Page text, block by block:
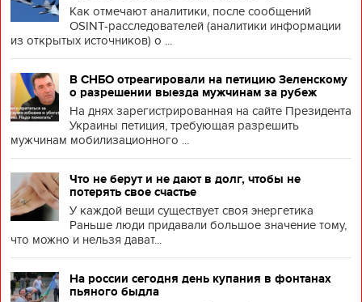
Как отмечают аналитики, после сообщений
OSINT-расследователей (аналитики информации
из открытых источников) о ...
В СНБО отреагировали на петицию Зеленскому
о разрешении выезда мужчинам за рубеж
На днях зарегистрированная на сайте Президента
Украины петиция, требующая разрешить
мужчинам мобилизационного ...
Что не берут и не дают в долг, чтобы не
потерять свое счастье
У каждой вещи существует своя энергетика
Раньше люди придавали большое значение тому,
что можно и нельзя дават...
На россии сегодня день купания в фонтанах
пьяного быдла